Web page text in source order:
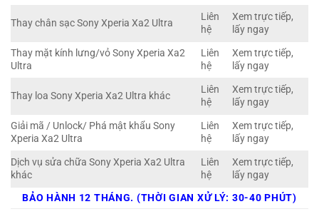
Thay chân sạc Sony Xperia Xa2 Ultra
Liên
hệ
Xem trực tiếp,
lấy ngay
Thay mặt kính lưng/vỏ Sony Xperia Xa2
Ultra
Liên
hệ
Xem trực tiếp,
lấy ngay
Thay loa Sony Xperia Xa2 Ultra khác
Liên
hệ
Xem trực tiếp,
lấy ngay
Giải mã / Unlock/ Phá mật khẩu Sony
Xperia Xa2 Ultra
Liên
hệ
Xem trực tiếp,
lấy ngay
Dịch vụ sửa chữa Sony Xperia Xa2 Ultra
khác
Liên
hệ
Xem trực tiếp,
lấy ngay
BẢO HÀNH 12 THÁNG. (THỜI GIAN XỬ LÝ: 30-40 PHÚT)